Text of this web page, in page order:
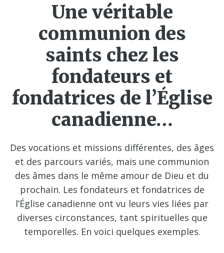
Une véritable
communion des
saints chez les
fondateurs et
fondatrices de l’Église
canadienne…
Des vocations et missions différentes, des âges
et des parcours variés, mais une communion
des âmes dans le même amour de Dieu et du
prochain. Les fondateurs et fondatrices de
l’Église canadienne ont vu leurs vies liées par
diverses circonstances, tant spirituelles que
temporelles. En voici quelques exemples.